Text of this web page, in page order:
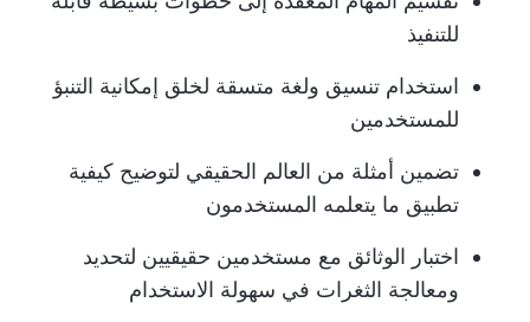
للتنفيذ
استخدام تنسيق ولغة متسقة لخلق إمكانية التنبؤ
للمستخدمين
تضمين أمثلة من العالم الحقيقي لتوضيح كيفية
تطبيق ما يتعلمه المستخدمون
اختبار الوثائق مع مستخدمين حقيقيين لتحديد
ومعالجة الثغرات في سهولة الاستخدام